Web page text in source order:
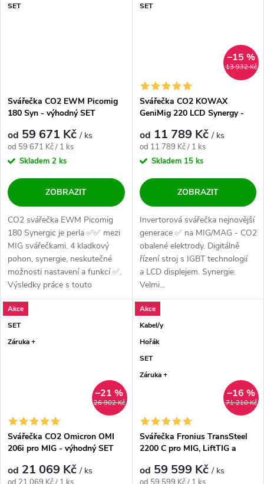
SET
Svářečka CO2 EWM Picomig
180 Syn - výhodný SET
od 59 671 Kč/ ks
Měrná cena:
od 59 671 Kč / 1 ks
Skladem 2 ks
ZOBRAZIT
CO2 svářečka EWM Picomig
180 Synergic je perla ✅✅ mezi
MIG svářečkami. 4 kladkový
pohon, synergie, neskutečné
možnosti nastavení a funkcí ✅.
Výsledky práce s touto
svářečkou...
SET
13 932 Kč
–15 %
Svářečka CO2 KOWAX
GeniMig 220 LCD Synergy -
od 11 789 Kč/ ks
Měrná cena:
od 11 789 Kč / 1 ks
Skladem 15 ks
ZOBRAZIT
Invertorová svářečka nejnovější
generace ✅ na MIG/MAG - CO2,
obalené elektrody. Digitálně
řízení stroj s IGBT technologií
a LCD displejem. Synergie.
Velmi...
Akce
SET
Záruka +
26 902 Kč
–21 %
Svářečka CO2 Omicron OMI
206i pro MIG - výhodný SET
od 21 069 Kč/ ks
Měrná cena:
Akce
Kabel/y
Hořák
SET
Záruka +
71 210 Kč
–16 %
Svářečka Fronius TransSteel
2200 C pro MIG, LiftTIG a
od 59 599 Kč/ ks
Měrná cena: